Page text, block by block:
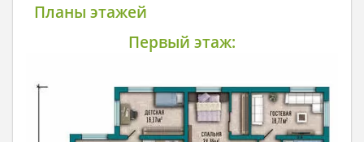
Планы этажей
Первый этаж: